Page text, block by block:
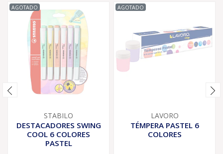
AGOTADO
STABILO
DESTACADORES SWING
COOL 6 COLORES
PASTEL
AGOTADO
LAVORO
TÉMPERA PASTEL 6
COLORES